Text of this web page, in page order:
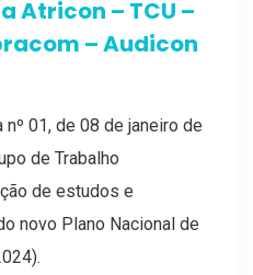
Atricon – TCU –
– Audicon
nº 01, de 08 de janeiro de
de Trabalho
de estudos e
novo Plano Nacional de